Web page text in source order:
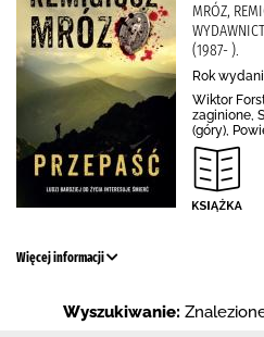
MRÓZ,
(1987- ).
Rok
Wiktor
zaginione,
(góry),
Więcej informacji
Wyszukiwanie: